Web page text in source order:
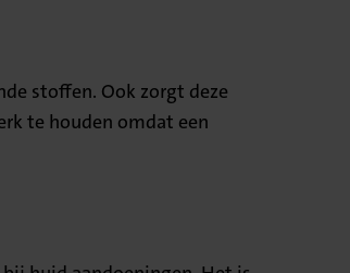
stoffen. Ook zorgt deze
te houden omdat een